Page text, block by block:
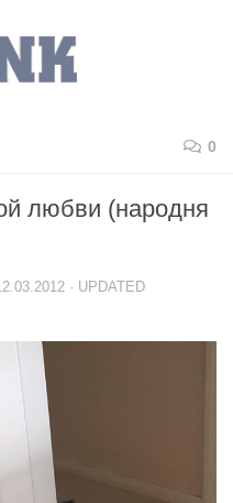
0
любви (народня
· UPDATED